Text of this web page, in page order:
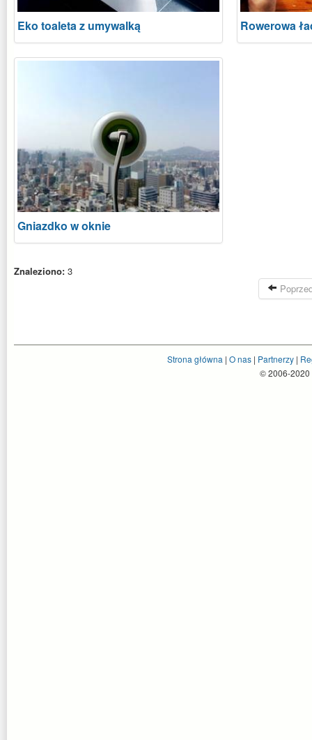
Eko toaleta z umywalką Rowerowa
Gniazdko w oknie
Znaleziono: 3
Strona główna | O nas| Partnerzy|
© 2006-2020